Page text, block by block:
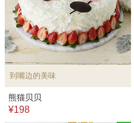
到嘴边的美味
熊猫贝贝
¥198